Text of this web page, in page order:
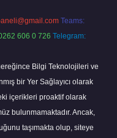
Teams:
606 0 726 Telegram:
Bilgi Teknolojileri ve
bir Yer Sağlayıcı olarak
içerikleri proaktif olarak
bulunmamaktadır. Ancak,
taşımakta olup, siteye